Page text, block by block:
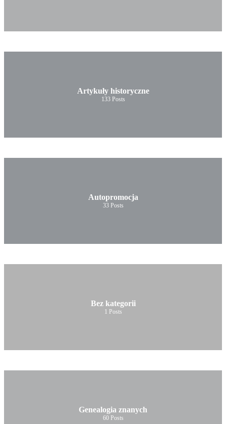
Artykuły historyczne
133 Posts
Autopromocja
33 Posts
Bez kategorii
1 Posts
Genealogia znanych
60 Posts